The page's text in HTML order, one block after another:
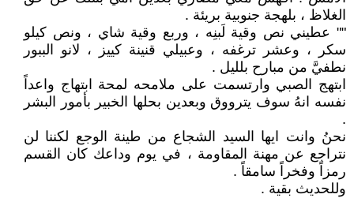
الغلاظ ، بلهجة جنوبية بريئة .
"" عطيني نص وقية لَبنِه ، وربع وقية شاي ، ونص كيلو
سكر ، وعشر ترغفه ، وعبيلي قنينة كييز ، لانو الببور
نطفيَّ من مبارح بلليل .
ابتهج الصبي وارتسمت على ملامحه لمحة ابتهاج واعداً
نفسه انهُ سوف يترووق وبعدين بحلها الخبير بأمور البشر
.
نحنُ وانت ايها السيد الشجاع من طينة الوجع لكننا لن
نتراجع عن مهنة المقاومة ، في يوم وداعك كان القسم
رمزاً وفخراً سامقاً .
وللحديث بقية .